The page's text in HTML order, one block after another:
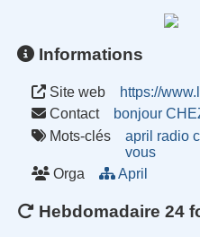
Informations
Site web
https://
Contact
bonjour
Mots-clés
april radio
vous
Orga
April
Hebdomadaire 24